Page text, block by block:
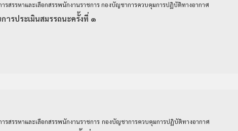
รสรรหาและเลือกสรรพนักงานราชการ กองบัญชาการควบคุมการปฏิบัติทางอากาศ
ารประเมินสมรรถนะครั้งที่ ๑
รสรรหาและเลือกสรรพนักงานราชการ กองบัญชาการควบคุมการปฏิบัติทางอากาศ